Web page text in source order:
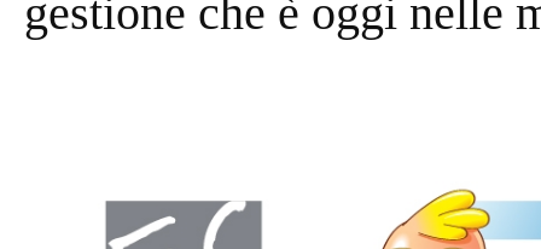
gestione che è oggi nelle